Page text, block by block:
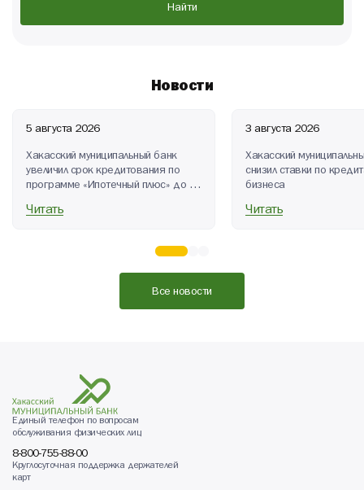
Найти
Новости
5 августа 2026
Хакасский муниципальный банк
увеличил срок кредитования по
программе «Ипотечный плюс» до 30
лет
Читать
3 августа 2026
Хакасский
снизил ставки по
бизнеса
Читать
Все новости
Единый телефон по вопросам
обслуживания физических лиц
8-800-755-88-00
Круглосуточная поддержка держателей
карт